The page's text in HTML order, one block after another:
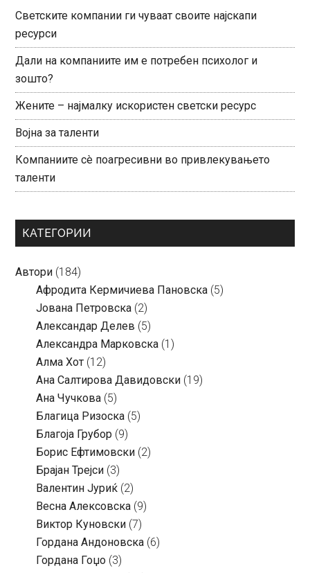
Светските компании ги чуваат своите најскапи
ресурси
Дали на компаниите им е потребен психолог и
зошто?
Жените – најмалку искористен светски ресурс
Војна за таленти
Компаниите сè поагресивни во привлекувањето
таленти
КАТЕГОРИИ
Автори (184)
Aфродита Кермичиева Пановска (5)
Јована Петровска (2)
Александар Делев (5)
Александра Марковска (1)
Алма Хот (12)
Ана Салтирова Давидовски (19)
Ана Чучкова (5)
Благица Ризоска (5)
Благоја Грубор (9)
Борис Ефтимовски (2)
Брајан Трејси (3)
Валентин Јуриќ (2)
Весна Алексовска (9)
Виктор Куновски (7)
Гордана Андоновска (6)
Гордана Гоџо (3)